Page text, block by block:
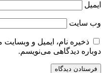
ایمیل
وب‌ سایت
ذخیره نام، ایمیل و
دوباره دیدگاهی می‌نویسم.